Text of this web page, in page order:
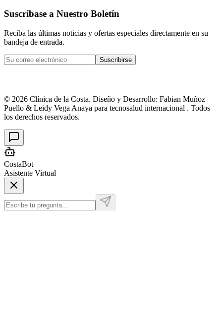
Suscríbase a Nuestro Boletín
Reciba las últimas noticias y ofertas especiales directamente en su
bandeja de entrada.
Suscribirse
© 2026 Clínica de la Costa. Diseño y Desarrollo: Fabian Muñoz
Puello & Leidy Vega Anaya para tecnosalud internacional . Todos
los derechos reservados.
CostaBot
Asistente Virtual